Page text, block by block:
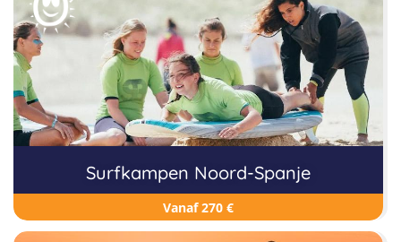
Surfkampen Noord-Spanje
Vanaf 270 €